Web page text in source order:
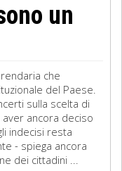
un
che
del Paese.
sulla scelta di
ancora deciso
indecisi resta
- spiega ancora
dei cittadini ...